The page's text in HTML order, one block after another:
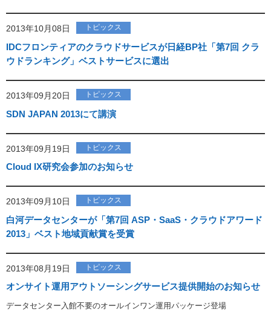
2013年10月08日 トピックス
IDCフロンティアのクラウドサービスが日経BP社「第7回 クラ
ウドランキング」ベストサービスに選出
2013年09月20日 トピックス
SDN JAPAN 2013にて講演
2013年09月19日 トピックス
Cloud IX研究会参加のお知らせ
2013年09月10日 トピックス
白河データセンターが「第7回 ASP・SaaS・クラウドアワード
2013」ベスト地域貢献賞を受賞
2013年08月19日 トピックス
オンサイト運用アウトソーシングサービス提供開始のお知らせ
データセンター入館不要のオールインワン運用パッケージ登場